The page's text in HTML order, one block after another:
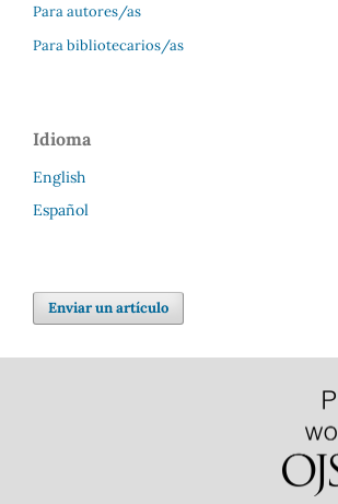
Para autores/as
Para bibliotecarios/as
Idioma
English
Español
Enviar un artículo